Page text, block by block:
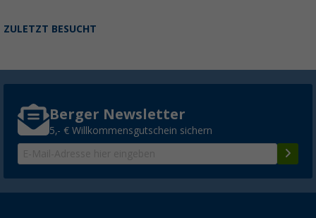
ZULETZT BESUCHT
Berger Newsletter
5,- € Willkommensgutschein sichern